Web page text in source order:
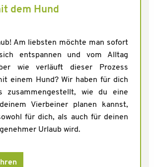
dem Hund
Am liebsten möchte man sofort
entspannen und vom Alltag
wie verläuft dieser Prozess
einem Hund? Wir haben für dich
zusammengestellt, wie du eine
Vierbeiner planen kannst,
für dich, als auch für deinen
Urlaub wird.